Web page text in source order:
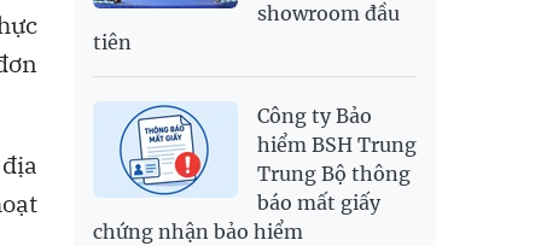
showroom đầu
tiên
Công ty Bảo
hiểm BSH Trung
Trung Bộ thông
báo mất giấy
chứng nhận bảo hiểm